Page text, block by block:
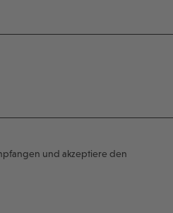
und akzeptiere den